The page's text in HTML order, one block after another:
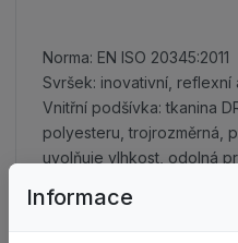
Norma: EN ISO 20345:2011
Svršek: inovativní, reflexní
Vnitřní podšívka: tkanina
polyesteru, trojrozměrná,
uvolňuje vlhkost, odolná
předtvarovaná, děrovaná,
Informace